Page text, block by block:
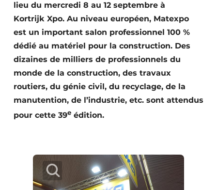
Contrôle d’accès
Éclairage
Façades
Géotextiles
Infrastructures souterraines et égouttage
Rénovation
Sécurité incendie
lieu du mercredi 8 au 12 septembre à
Kortrijk Xpo. Au niveau européen, Matexpo
est un important salon professionnel 100 %
dédié au matériel pour la construction. Des
dizaines de milliers de professionnels du
monde de la construction, des travaux
routiers, du génie civil, du recyclage, de la
manutention, de l’industrie, etc. sont attendus
pour cette 39e édition.